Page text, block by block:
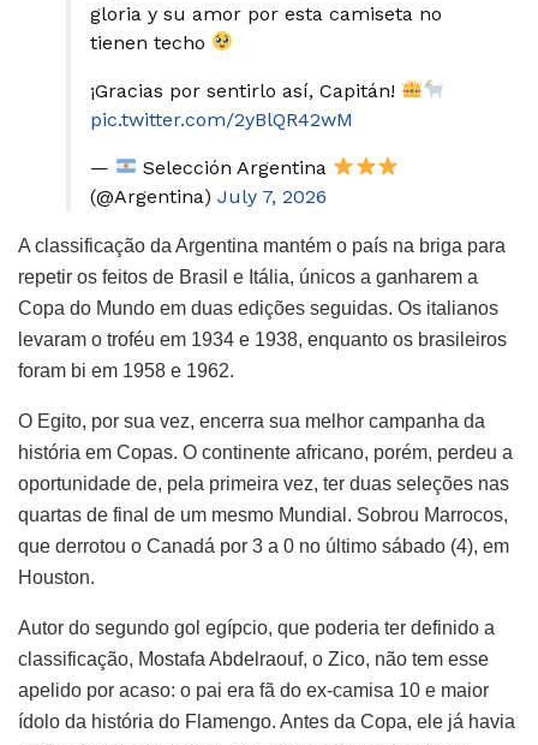
gloria y su amor por esta camiseta no
tienen techo
¡Gracias por sentirlo así, Capitán!
pic.twitter.com/2yBlQR42wM
—
Selección Argentina
(@Argentina) July 7, 2026
A classificação da Argentina mantém o país na briga para
repetir os feitos de Brasil e Itália, únicos a ganharem a
Copa do Mundo em duas edições seguidas. Os italianos
levaram o troféu em 1934 e 1938, enquanto os brasileiros
foram bi em 1958 e 1962.
O Egito, por sua vez, encerra sua melhor campanha da
história em Copas. O continente africano, porém, perdeu a
oportunidade de, pela primeira vez, ter duas seleções nas
quartas de final de um mesmo Mundial. Sobrou Marrocos,
que derrotou o Canadá por 3 a 0 no último sábado (4), em
Houston.
Autor do segundo gol egípcio, que poderia ter definido a
classificação, Mostafa Abdelraouf, o Zico, não tem esse
apelido por acaso: o pai era fã do ex-camisa 10 e maior
ídolo da história do Flamengo. Antes da Copa, ele já havia